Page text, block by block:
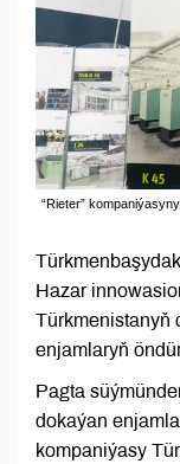
“Rieter”
Hazar
Türkmenistanyň
enjamlaryň
Pagta
dokaýan
kompaniýasy